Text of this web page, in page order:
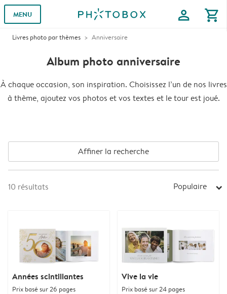
MENU profile shopping_cart
Livres photo par thèmes Anniversaire
Album photo anniversaire
À chaque occasion, son inspiration. Choisissez l’un de nos livres
à thème, ajoutez vos photos et vos textes et le tour est joué.
Affiner la recherche
10 résultats Populaire arrow_right
Années scintillantes
Prix basé sur 26 pages
Vive la vie
Prix basé sur 24 pages